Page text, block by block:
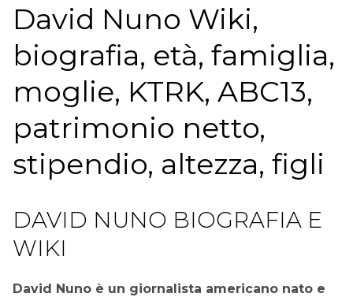
David Nuno Wiki,
biografia, età, famiglia,
moglie, KTRK, ABC13,
patrimonio netto,
stipendio, altezza, figli
DAVID NUNO BIOGRAFIA E
WIKI
David Nuno è un giornalista americano nato e